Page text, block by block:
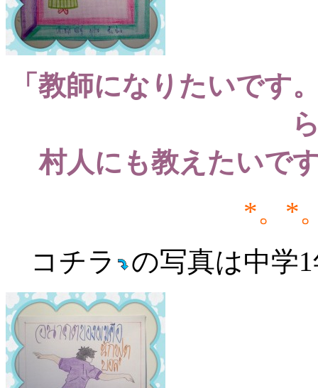
「教師になりたいです
村人にも教えたいで
*。*
コチラ
の写真は中学